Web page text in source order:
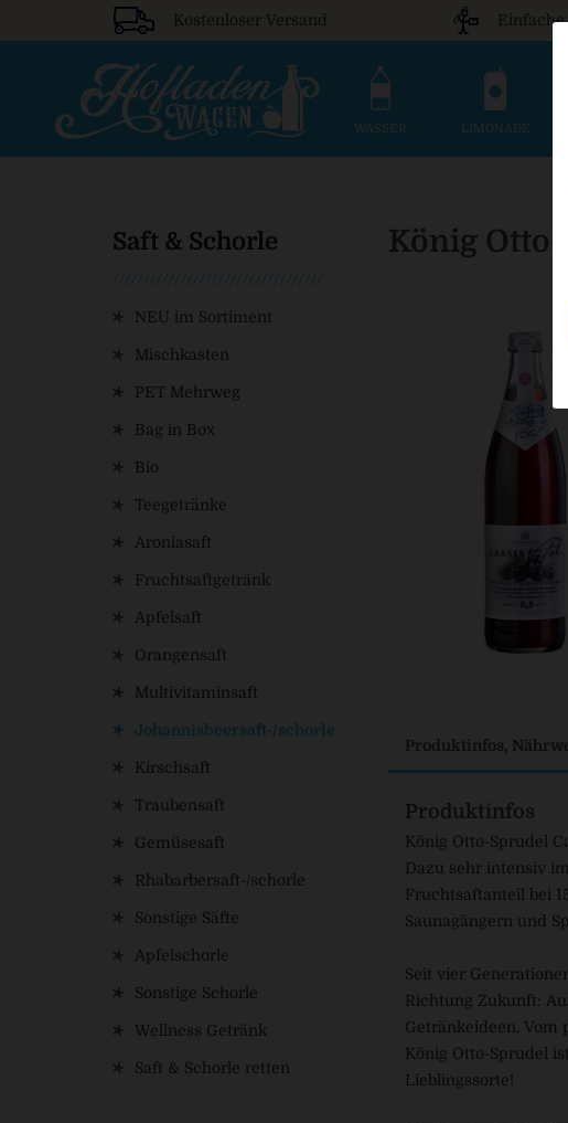
Kostenloser Versand
WASSER LIMONADE
Saft & Schorle
NEU im Sortiment
Mischkasten
PET Mehrweg
Bag in Box
Bio
Teegetränke
Aroniasaft
Fruchtsaftgetränk
Apfelsaft
Orangensaft
Multivitaminsaft
Johannisbeersaft-/schorle
Kirschsaft
Traubensaft
Gemüsesaft
Rhabarbersaft-/schorle
Sonstige Säfte
Apfelschorle
Sonstige Schorle
Wellness Getränk
Saft & Schorle retten
König Otto-
Produktinfos,
Produktinfos
König Otto-Sprudel
Dazu sehr intensiv
Fruchtsaftanteil bei
Saunagängern und
Seit vier
Richtung Zukunft:
Getränkeideen. Vom
König Otto-Sprudel
Lieblingssorte!